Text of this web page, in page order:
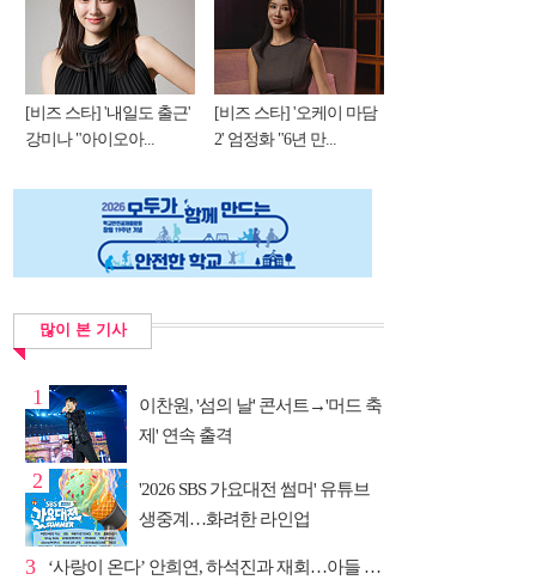
[비즈 스타] '내일도 출근'
강미나 "아이오아...
[비즈 스타] '오케이 마담
2' 엄정화 "6년 만...
많이 본 기사
1
이찬원, '섬의 날' 콘서트→'머드 축
제' 연속 출격
2
'2026 SBS 가요대전 썸머' 유튜브
생중계…화려한 라인업
3 ‘사랑이 온다’ 안희연, 하석진과 재회…아들 비밀 밝혀...